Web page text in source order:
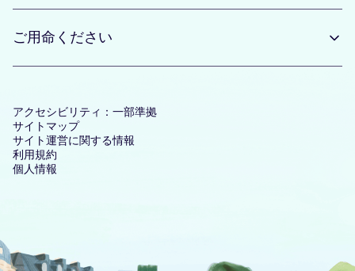
ご用命ください
アクセシビリティ：一部準拠
サイトマップ
サイト運営に関する情報
利用規約
個人情報